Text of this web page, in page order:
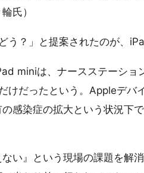
氏）
？」と提案されたのが、
miniは、ナースステーショ
けだったという。Appleデバ
感染症の拡大という状況下
い』という現場の課題を解